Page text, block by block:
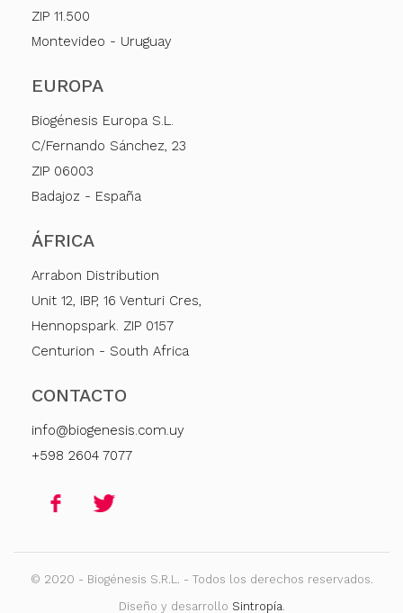
ZIP 11.500
Montevideo - Uruguay
EUROPA
Biogénesis Europa S.L.
C/Fernando Sánchez, 23
ZIP 06003
Badajoz - España
ÁFRICA
Arrabon Distribution
Unit 12, IBP, 16 Venturi Cres,
Hennopspark. ZIP 0157
Centurion - South Africa
CONTACTO
info@biogenesis.com.uy
+598 2604 7077
© 2020 - Biogénesis S.R.L. - Todos los derechos reservados.
Diseño y desarrollo Sintropía